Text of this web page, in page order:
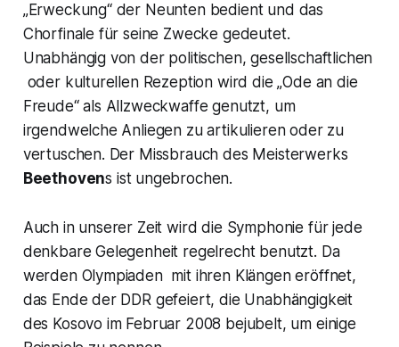
„Erweckung“ der Neunten bedient und das
Chorfinale für seine Zwecke gedeutet.
Unabhängig von der politischen, gesellschaftlichen
oder kulturellen Rezeption wird die„Ode an die
Freude“als Allzweckwaffe genutzt, um
irgendwelche Anliegen zu artikulieren oder zu
vertuschen. Der Missbrauch des Meisterwerks
Beethovens ist ungebrochen.
Auch in unserer Zeit wird die Symphonie für jede
denkbare Gelegenheit regelrecht benutzt. Da
werden Olympiaden mit ihren Klängen eröffnet,
das Ende der DDR gefeiert, die Unabhängigkeit
des Kosovo im Februar 2008 bejubelt, um einige